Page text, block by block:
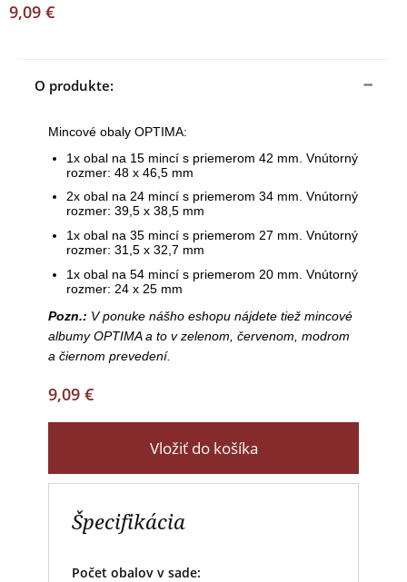
9,09 €
O produkte:
Mincové obaly OPTIMA:
1x obal na 15 mincí s priemerom 42 mm. Vnútorný
rozmer: 48 x 46,5 mm
2x obal na 24 mincí s priemerom 34 mm. Vnútorný
rozmer: 39,5 x 38,5 mm
1x obal na 35 mincí s priemerom 27 mm. Vnútorný
rozmer: 31,5 x 32,7 mm
1x obal na 54 mincí s priemerom 20 mm. Vnútorný
rozmer: 24 x 25 mm
Pozn.: V ponuke nášho eshopu nájdete tiež mincové
albumy OPTIMA a to v zelenom, červenom, modrom
a čiernom prevedení.
9,09 €
Vložiť do košíka
Špecifikácia
Počet obalov v sade: